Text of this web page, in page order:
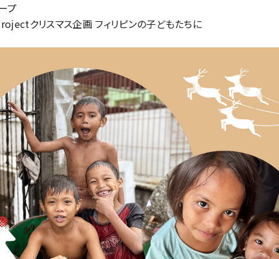
クリスマス企画 フィリピンの子どもたちに